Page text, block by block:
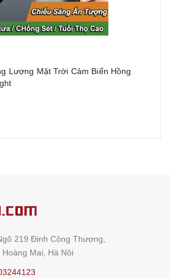
Lượng Mặt Trời Cảm Biến Hồng
219 Định Công Thượng,
Mai, Hà Nội